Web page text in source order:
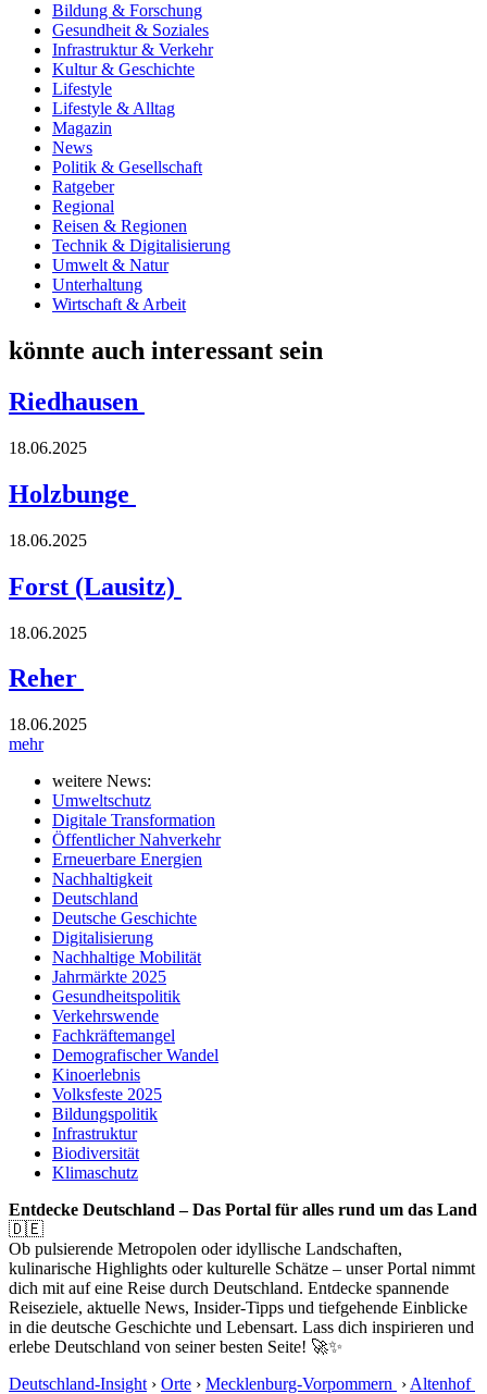
Bildung & Forschung
Gesundheit & Soziales
Infrastruktur & Verkehr
Kultur & Geschichte
Lifestyle
Lifestyle & Alltag
Magazin
News
Politik & Gesellschaft
Ratgeber
Regional
Reisen & Regionen
Technik & Digitalisierung
Umwelt & Natur
Unterhaltung
Wirtschaft & Arbeit
könnte auch interessant sein
Riedhausen
18.06.2025
Holzbunge
18.06.2025
Forst (Lausitz)
18.06.2025
Reher
18.06.2025
mehr
weitere News:
Umweltschutz
Digitale Transformation
Öffentlicher Nahverkehr
Erneuerbare Energien
Nachhaltigkeit
Deutschland
Deutsche Geschichte
Digitalisierung
Nachhaltige Mobilität
Jahrmärkte 2025
Gesundheitspolitik
Verkehrswende
Fachkräftemangel
Demografischer Wandel
Kinoerlebnis
Volksfeste 2025
Bildungspolitik
Infrastruktur
Biodiversität
Klimaschutz
Entdecke Deutschland – Das Portal für alles rund um das Land
🇩🇪
Ob pulsierende Metropolen oder idyllische Landschaften,
kulinarische Highlights oder kulturelle Schätze – unser Portal nimmt
dich mit auf eine Reise durch Deutschland. Entdecke spannende
Reiseziele, aktuelle News, Insider-Tipps und tiefgehende Einblicke
in die deutsche Geschichte und Lebensart. Lass dich inspirieren und
erlebe Deutschland von seiner besten Seite! 🚀✨
Deutschland-Insight › Orte › Mecklenburg-Vorpommern › Altenhof